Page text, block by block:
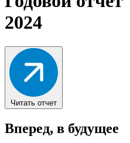
2024
Читать отчет
Вперед, в будущее